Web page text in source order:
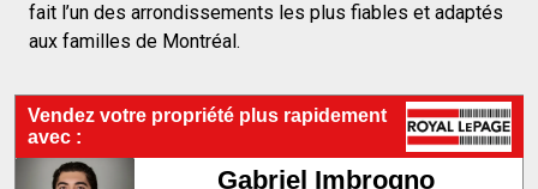
fait l’un des arrondissements les plus fiables et adaptés
aux familles de Montréal.